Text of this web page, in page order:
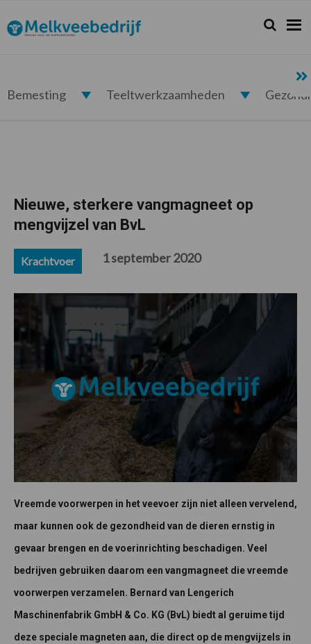
de
hoofdnavigatie
de
hoofd
de
eerste
de
voettekst
Melkveebedrijf.nl Zoeken...
Zoek
Bemesting Teeltwerkzaamheden
Nieuwe, sterkere vangmagneet op
mengvijzel van BvL
Krachtvoer 1 september 2020
Vreemde voorwerpen in het veevoer zijn niet alleen vervelend,
maar kunnen ook de gezondheid van de dieren ernstig in
gevaar brengen en de voerinrichting beschadigen. Veel
bedrijven gebruiken daarom een vangmagneet die vreemde
voorwerpen verzamelen. Bernard van Lengerich
Maschinenfabrik GmbH & Co. KG (BvL) biedt al geruime tijd
deze speciale magneten aan, die direct op de mengvijzels in